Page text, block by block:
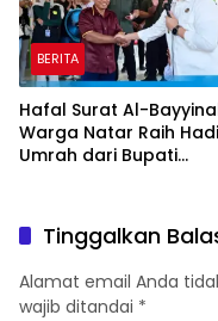
BERITA
Hafal Surat Al-
Warga Natar Raih
Umrah dari Bupati
Tinggalkan
Alamat email Anda
wajib ditandai *